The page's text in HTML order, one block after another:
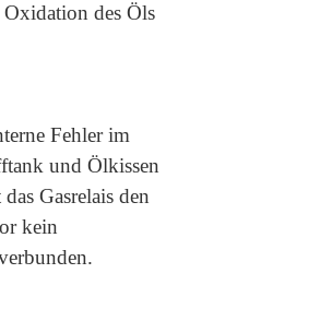
des Öls
Fehler im
und Ölkissen
Gasrelais den
kein